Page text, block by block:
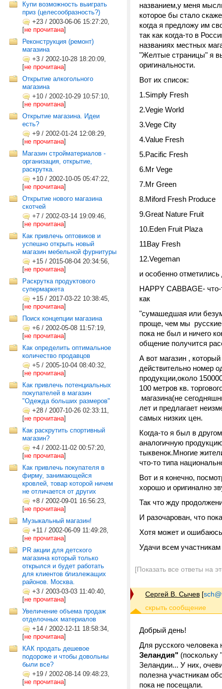
Купи возможность выиграть
приз (целесообразность?)
+23 / 2003-06-06 15:27:20,
[не прочитана]
Реконструкция (ремонт)
магазина
+3 / 2002-10-28 18:20:09,
[не прочитана]
Открытие алкогольного
магазина
+10 / 2002-10-29 10:57:10,
[не прочитана]
Открытие магазина. Идеи
есть?
+9 / 2002-01-24 12:08:29,
[не прочитана]
Магазин стройматериалов -
организация, открытие,
раскрутка.
+10 / 2002-10-05 05:47:22,
[не прочитана]
Открытие нового магазина
скотчей
+7 / 2002-03-14 19:09:46,
[не прочитана]
Как привлечь оптовиков и
успешно открыть новый
магазин мебельной фурнитуры
+15 / 2015-08-04 20:34:56,
[не прочитана]
Раскрутка продуктового
супермаркета
+15 / 2017-03-22 10:38:45,
[не прочитана]
Поиск концепции магазина
+6 / 2002-05-08 11:57:19,
[не прочитана]
Как определить оптимальное
количество продавцов
+5 / 2005-10-04 08:40:32,
[не прочитана]
Как привлечь потенциальных
покупателей в магазин
"Одежда больших размеров"
+28 / 2007-10-26 02:33:11,
[не прочитана]
Как раскрутить спортивный
магазин?
+4 / 2002-11-02 00:57:20,
[не прочитана]
Как привлечь покупателя в
фирму, занимающейся
кровлей, товар которой ничем
не отличается от других
+8 / 2002-09-01 16:56:23,
[не прочитана]
Музыкальный магазин!
+11 / 2002-06-09 11:49:28,
[не прочитана]
PR акции для детского
магазина который только
открылся и будет работать
для клиентов близлежащих
районов. Москва.
+3 / 2003-03-03 11:40:40,
[не прочитана]
Увеличение объема продаж
отделочных материалов
+14 / 2002-12-11 18:58:34,
[не прочитана]
КАК продать дешевое
подороже и чтобы довольны
были все?
+19 / 2002-08-14 09:48:23,
[не прочитана]
названием,у меня
которое бы стало
когда я предложу им
так как когда-то в
названиях местных
"Желтые страницы" я
оригинальности.
Вот их список:
1.Simply Fresh
2.Vegie World
3.Vege City
4.Value Fresh
5.Pacific Fresh
6.Mr Vege
7.Mr Green
8.Miford Fresh Produce
9.Great Nature Fruit
10.Eden Fruit Plaza
11Bay Fresh
12.Vegeman
и особенно
HAPPY CABBAGE-
как
"cумашедшая или
проще, чем мы
пока не был и ничего
общение получится
А вот магазин ,
действительно номер
продукции,около
100 метров кв.
магазина(не
лет и предлагает
самых низких цен.
Когда-то я был в
аналогичную
тыквенок.Многие
что-то типа
Вот и я конечно,
хорошо и оригинално
Так что жду
И разочарован, что
Хотя может и
Удачи всем
[Показать все ответы на
Сергей В. Сычев [
Добрый день!
Для русского
Зеландия" (поскольку
Зеландии... У них,
полезна участникам
пока не посещали.